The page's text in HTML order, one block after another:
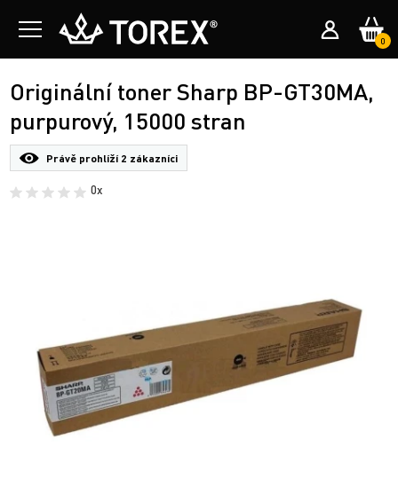
0
Originální toner Sharp BP-GT30MA,
purpurový, 15000 stran
Právě prohlíží 2 zákazníci
0x